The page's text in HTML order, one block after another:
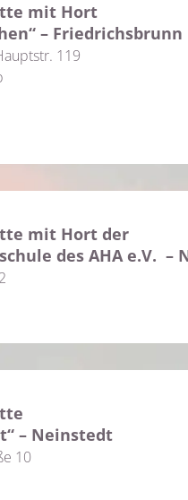
mit Hort
– Friedrichsbrunn
119
mit Hort der
des AHA e.V. –
– Neinstedt
10